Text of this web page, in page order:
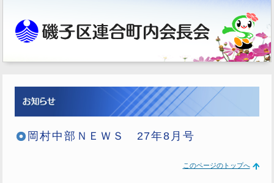
岡村中部ＮＥＷＳ 27年8月号
このページのトップへ